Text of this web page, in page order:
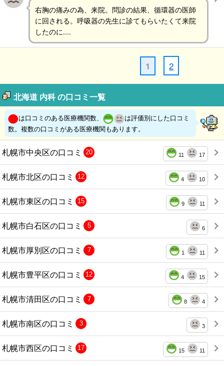
右胸の痛みの為、来院。問診の結果、循環器の医師
に回される。呼吸器の先生に診てもらいたくて来院
したのに....
1 2
北海道 内科 の口コミ一覧
は口コミのある医療機関数、
は評価別にした口コミ
数。複数の口コミがある医療機関もあります。
札幌市中央区の口コミ 11 17
20
札幌市北区の口コミ 4 10
12
札幌市東区の口コミ 9 11
15
札幌市白石区の口コミ 6
5
札幌市厚別区の口コミ 1 11
7
札幌市豊平区の口コミ 4 15
12
札幌市清田区の口コミ 8 4
7
札幌市南区の口コミ 3
3
札幌市西区の口コミ 15 11
17